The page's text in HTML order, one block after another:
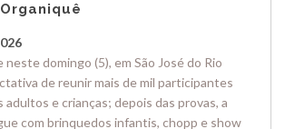
domingo (5), em São José do Rio
de reunir mais de mil participantes
e crianças; depois das provas, a
com brinquedos infantis, chopp e show